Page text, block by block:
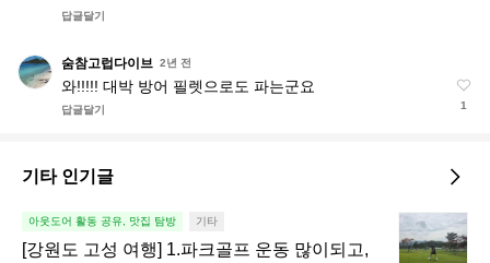
답글달기
숨
참
이
숨참고럽다이브 2년 전
와!!!!! 대박 방어 필렛으로도 파는군요
답글달기 1
기타 인기글
아웃도어 활동 공유, 맛집 탐방 기타
[강원도 고성 여행] 1.파크골프 운동 많이되고,
[강
원